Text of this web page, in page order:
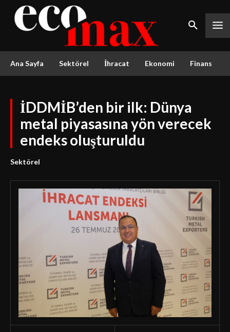
Ana Sayfa Sektörel İhracat Ekonomi Finans
İDDMİB’den bir ilk: Dünya
metal piyasasına yön verecek
endeks oluşturuldu
Sektörel